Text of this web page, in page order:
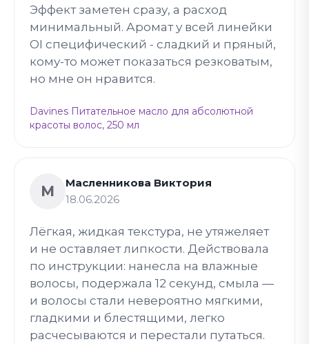
Эффект заметен сразу, а расход
минимальный. Аромат у всей линейки
OI специфический - сладкий и пряный,
кому-то может показаться резковатым,
но мне он нравится.
Davines Питательное масло для абсолютной
красоты волос, 250 мл
М
Масленникова Виктория
18.06.2026
Лёгкая, жидкая текстура, не утяжеляет
и не оставляет липкости. Действовала
по инструкции: нанесла на влажные
волосы, подержала 12 секунд, смыла —
и волосы стали невероятно мягкими,
гладкими и блестящими, легко
расчесываются и перестали путаться.